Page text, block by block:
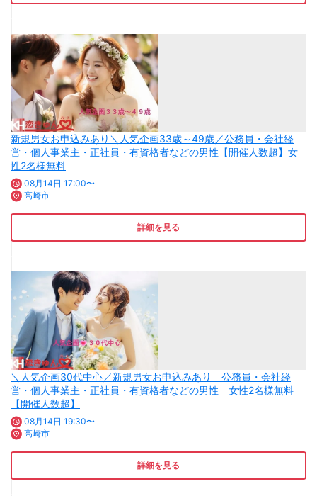
新規男女お申込みあり＼人気企画33歳～49歳／公務員・会社経
営・個人事業主・正社員・有資格者などの男性【開催人数超】女
性2名様無料
08月14日 17:00〜
高崎市
詳細を見る
＼人気企画30代中心／新規男女お申込みあり 公務員・会社経
営・個人事業主・正社員・有資格者などの男性 女性2名様無料
【開催人数超】
08月14日 19:30〜
高崎市
詳細を見る